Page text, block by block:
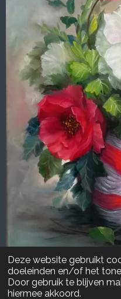
Deze website gebruikt
doeleinden en/of het
Door gebruik te blijven
hiermee akkoord.